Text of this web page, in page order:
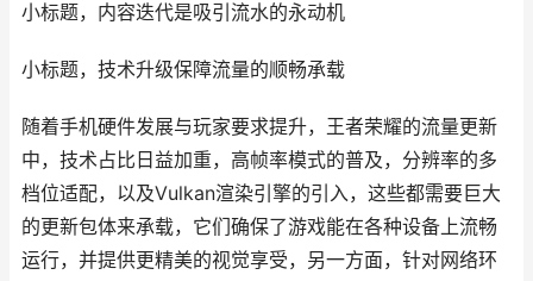
小标题，内容迭代是吸引流水的永动机
小标题，技术升级保障流量的顺畅承载
随着手机硬件发展与玩家要求提升，王者荣耀的流量更新
中，技术占比日益加重，高帧率模式的普及，分辨率的多
档位适配，以及Vulkan渲染引擎的引入，这些都需要巨大
的更新包体来承载，它们确保了游戏能在各种设备上流畅
运行，并提供更精美的视觉享受，另一方面，针对网络环